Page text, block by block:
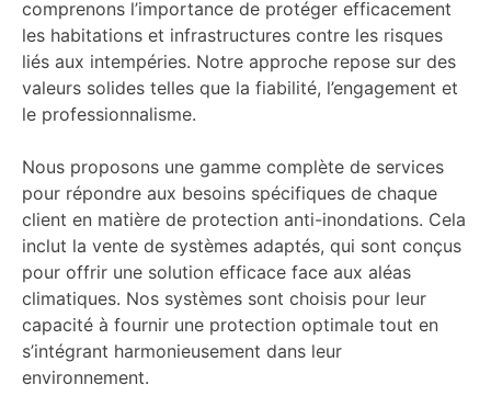
comprenons l’importance de protéger efficacement
les habitations et infrastructures contre les risques
liés aux intempéries. Notre approche repose sur des
valeurs solides telles que la fiabilité, l’engagement et
le professionnalisme.
Nous proposons une gamme complète de services
pour répondre aux besoins spécifiques de chaque
client en matière de protection anti-inondations. Cela
inclut la vente de systèmes adaptés, qui sont conçus
pour offrir une solution efficace face aux aléas
climatiques. Nos systèmes sont choisis pour leur
capacité à fournir une protection optimale tout en
s’intégrant harmonieusement dans leur
environnement.